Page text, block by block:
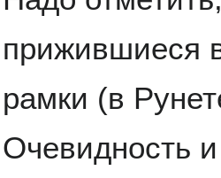
прижившиеся
рамки (в
Очевидность